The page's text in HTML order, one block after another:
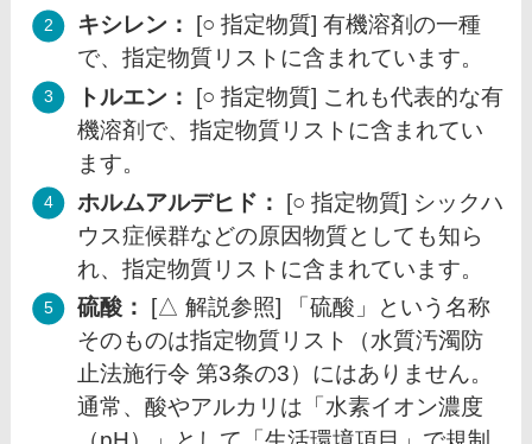
キシレン：
[○ 指定物質] 有機溶剤の一種
で、指定物質リストに含まれています。
トルエン：
[○ 指定物質] これも代表的な有
機溶剤で、指定物質リストに含まれてい
ます。
ホルムアルデヒド：
[○ 指定物質] シックハ
ウス症候群などの原因物質としても知ら
れ、指定物質リストに含まれています。
硫酸：
[△ 解説参照] 「硫酸」という名称
そのものは指定物質リスト（水質汚濁防
止法施行令 第3条の3）にはありません。
通常、酸やアルカリは「水素イオン濃度